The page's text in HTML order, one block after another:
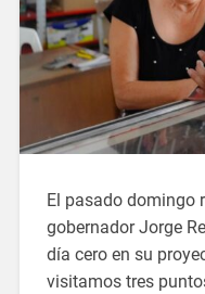
El pasado domingo
gobernador Jorge
día cero en su
visitamos tres